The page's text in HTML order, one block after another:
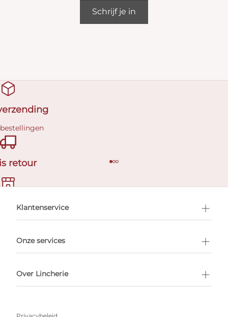
Schrijf je in
retour
afspraak
Klantenservice
Onze services
Over Lincherie